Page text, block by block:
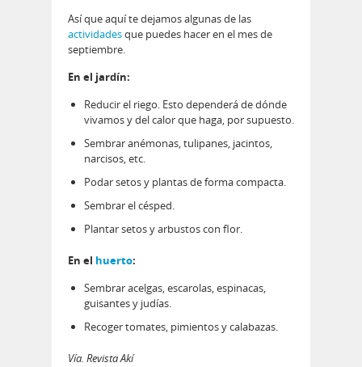
Así que aquí te dejamos algunas de las
actividadesque puedes hacer en el mes de
septiembre.
En el jardín:
Reducir el riego. Esto dependerá de dónde
vivamos y del calor que haga, por supuesto.
Sembrar anémonas, tulipanes, jacintos,
narcisos, etc.
Podar setos y plantas de forma compacta.
Sembrar el césped.
Plantar setos y arbustos con flor.
En el huerto:
Sembrar acelgas, escarolas, espinacas,
guisantes y judías.
Recoger tomates, pimientos y calabazas.
Vía. Revista Akí